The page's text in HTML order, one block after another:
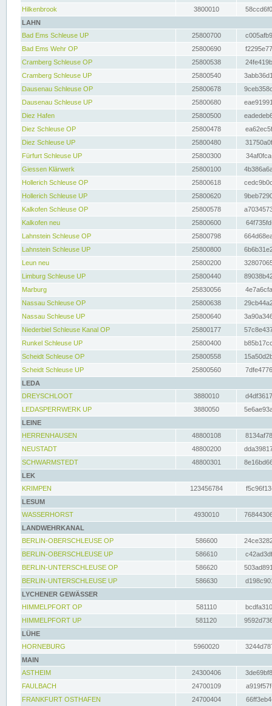
Hilkenbrook
3800010
LAHN
Bad Ems Schleuse UP
25800700
Bad Ems Wehr OP
25800690
Cramberg Schleuse OP
25800538
Cramberg Schleuse UP
25800540
Dausenau Schleuse OP
25800678
Dausenau Schleuse UP
25800680
Diez Hafen
25800500
Diez Schleuse OP
25800478
Diez Schleuse UP
25800480
Fürfurt Schleuse UP
25800300
Giessen Klärwerk
25800100
Hollerich Schleuse OP
25800618
Hollerich Schleuse UP
25800620
Kalkofen Schleuse OP
25800578
Kalkofen neu
25800600
Lahnstein Schleuse OP
25800798
Lahnstein Schleuse UP
25800800
Leun neu
25800200
Limburg Schleuse UP
25800440
Marburg
25830056
Nassau Schleuse OP
25800638
Nassau Schleuse UP
25800640
Niederbiel Schleuse Kanal OP
25800177
Runkel Schleuse UP
25800400
Scheidt Schleuse OP
25800558
Scheidt Schleuse UP
25800560
LEDA
DREYSCHLOOT
3880010
LEDASPERRWERK UP
3880050
LEINE
HERRENHAUSEN
48800108
NEUSTADT
48800200
SCHWARMSTEDT
48800301
LEK
KRIMPEN
123456784
LESUM
WASSERHORST
4930010
LANDWEHRKANAL
BERLIN-OBERSCHLEUSE OP
586600
BERLIN-OBERSCHLEUSE UP
586610
BERLIN-UNTERSCHLEUSE OP
586620
BERLIN-UNTERSCHLEUSE UP
586630
LYCHENER GEWÄSSER
HIMMELPFORT OP
581110
HIMMELPFORT UP
581120
LÜHE
HORNEBURG
5960020
MAIN
ASTHEIM
24300406
FAULBACH
24700109
FRANKFURT OSTHAFEN
24700404